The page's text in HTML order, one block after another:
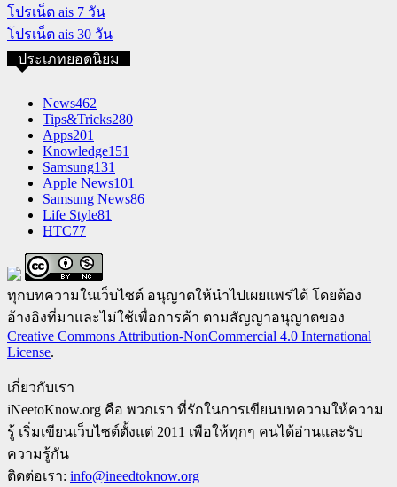
โปรเน็ต ais 7 วัน
โปรเน็ต ais 30 วัน
ประเภทยอดนิยม
News462
Tips&Tricks280
Apps201
Knowledge151
Samsung131
Apple News101
Samsung News86
Life Style81
HTC77
ทุกบทความในเว็บไซต์ อนุญาตให้นำไปเผยแพร่ได้ โดยต้อง
อ้างอิงที่มาและไม่ใช้เพื่อการค้า ตามสัญญาอนุญาตของ
Creative Commons Attribution-NonCommercial 4.0 International
License.
เกี่ยวกับเรา
iNeetoKnow.org คือ พวกเรา ที่รักในการเขียนบทความให้ความ
รู้ เริ่มเขียนเว็บไซต์ตั้งแต่ 2011 เพือให้ทุกๆ คนได้อ่านและรับ
ความรู้กัน
ติดต่อเรา: info@ineedtoknow.org